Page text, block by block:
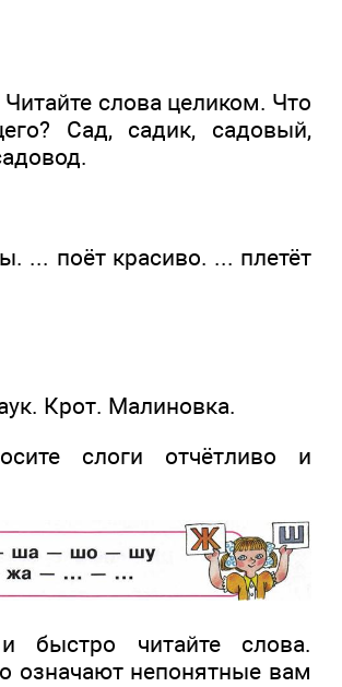
Читайте слова целиком. Что
Сад, садик, садовый,
... поёт красиво. ... плетёт
Крот. Малиновка.
слоги отчётливо и
быстро читайте слова.
означают непонятные вам